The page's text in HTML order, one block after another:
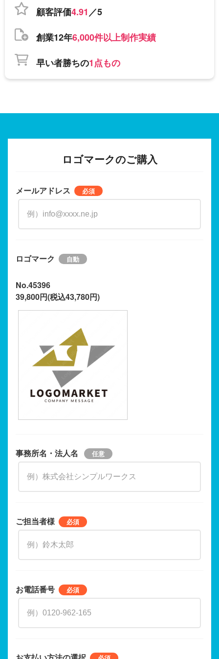
顧客評価4.91／5
創業12年6,000件以上制作実績
早い者勝ちの1点もの
ロゴマークのご購入
メールアドレス
ロゴマーク
No.45396
39,800円(税込43,780円)
事務所名・法人名
ご担当者様
お電話番号